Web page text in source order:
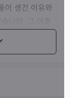
이 생긴 이유와
결국 사주를 업